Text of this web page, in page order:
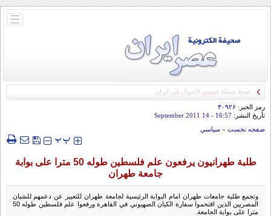
باز
ضبط شبكة لتبييض الاموال في ايران
رمز الخبر: ۳۰۹۲۶
تأريخ النشر: 16:57
- 14 September 2011
صفحه نخست » سياسي
‍‍‍ پپ
طلبة طهرانيون يرفعون علم فلسطین طوله 50 مترا على بوابة
جامعة طهران
وتجمع طلبة جامعات طهران امام البوابة الرئيسية لجامعة طهران للتعبير عن دعمهم للشبان
المصريين الذين اقتحموا سفارة الكيان الصهيوني في القاهرة ورفعوا علم فلسطین طوله 50
مترا على بوابة الجامعة.